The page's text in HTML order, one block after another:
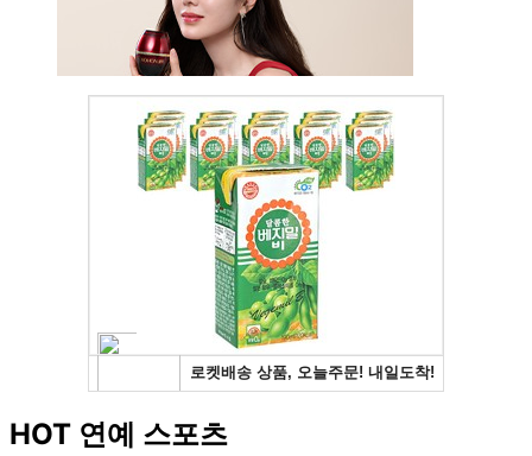
HOT 연예 스포츠